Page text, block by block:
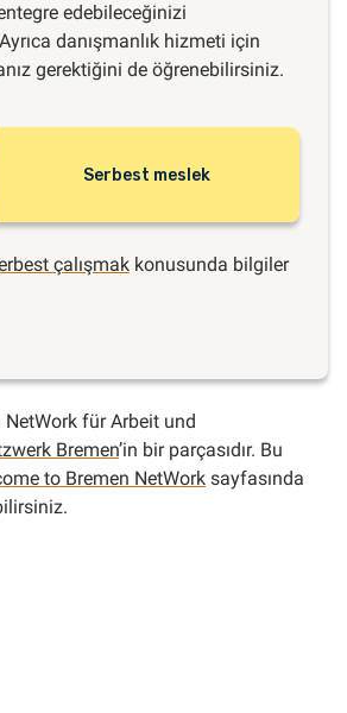
edebileceğinizi
danışmanlık hizmeti için
gerektiğini de öğrenebilirsiniz.
Serbest meslek
çalışmak konusunda bilgiler
für Arbeit und
Bremen’in bir parçasıdır. Bu
to Bremen NetWork sayfasında